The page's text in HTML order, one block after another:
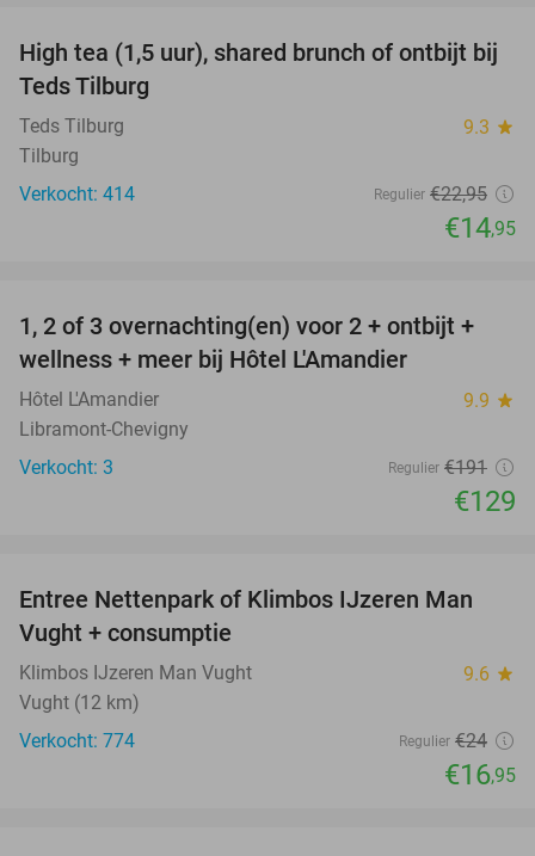
35%
High tea (1,5 uur), shared brunch of ontbijt bij
Teds Tilburg
Teds Tilburg 9.3 star
Tilburg
Verkocht: 414
Regulier €22,95
€14,95
32%
TODAY
1, 2 of 3 overnachting(en) voor 2 + ontbijt +
wellness + meer bij Hôtel L'Amandier
Hôtel L'Amandier 9.9 star
Libramont-Chevigny
Verkocht: 3
Regulier €191
€129
29%
Entree Nettenpark of Klimbos IJzeren Man
Vught + consumptie
Klimbos IJzeren Man Vught 9.6 star
Vught (12 km)
Verkocht: 774
Regulier €24
€16,95